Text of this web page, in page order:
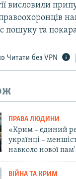
висловили
пошуку та
Читати без VPN
ПРАВА ЛЮДИНИ
«Крим – єдиний
українці –
навколо нової
ВІЙНА ТА КРИМ